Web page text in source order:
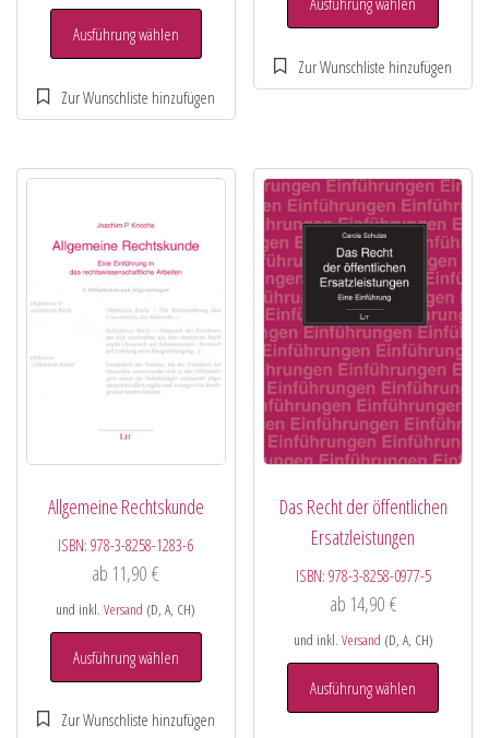
Ausführung wählen
Allgemeine Rechtskunde
ISBN:978-3-8258-1283-6
ab 11,90€
und inkl.Versand (D, A, CH)
Ausführung wählen
Das Recht der öffentlichen
Ersatzleistungen
ISBN: 978-3-8258-0977-5
ab 14,90 €
und inkl. Versand (D, A, CH)
Ausführung wählen